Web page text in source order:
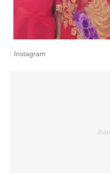
: Instagram